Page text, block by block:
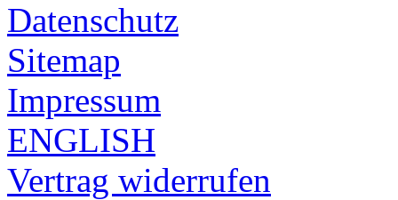
Datenschutz
Sitemap
Impressum
ENGLISH
Vertrag widerrufen